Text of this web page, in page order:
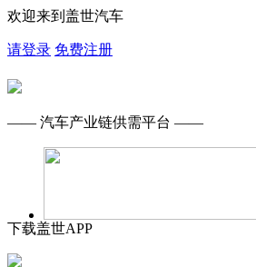
欢迎来到盖世汽车
请登录 免费注册
—— 汽车产业链供需平台 ——
下载盖世APP